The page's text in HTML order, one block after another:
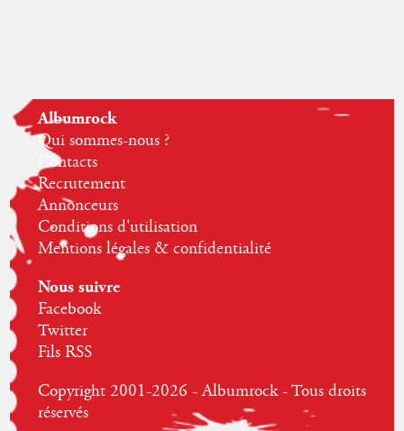
Albumrock
Qui sommes-nous ?
Contacts
Recrutement
Annonceurs
Conditions d'utilisation
Mentions légales & confidentialité
Nous suivre
Facebook
Twitter
Fils RSS
Copyright 2001-2026 - Albumrock - Tous droits
réservés